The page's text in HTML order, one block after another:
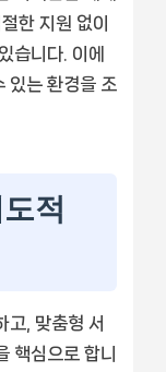
한 지원 없이
습니다. 이에
있는 환경을 조
적
고, 맞춤형 서
핵심으로 합니